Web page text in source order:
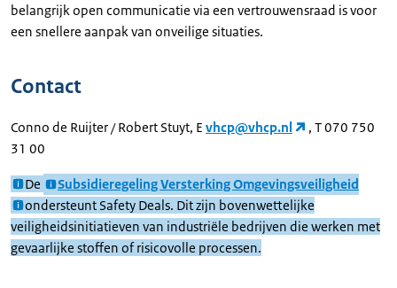
belangrijk open communicatie via een vertrouwensraad is voor
een snellere aanpak van onveilige situaties.
Contact
Conno de Ruijter / Robert Stuyt, E vhcp@vhcp.nl
, T 070 750
31 00
De
Subsidieregeling Versterking Omgevingsveiligheid
ondersteunt Safety Deals. Dit zijn bovenwettelijke
veiligheidsinitiatieven van industriële bedrijven die werken met
gevaarlijke stoffen of risicovolle processen.